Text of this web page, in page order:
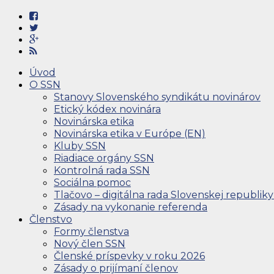
Úvod
O SSN
Stanovy Slovenského syndikátu novinárov
Etický kódex novinára
Novinárska etika
Novinárska etika v Európe (EN)
Kluby SSN
Riadiace orgány SSN
Kontrolná rada SSN
Sociálna pomoc
Tlačovo – digitálna rada Slovenskej republiky
Zásady na vykonanie referenda
Členstvo
Formy členstva
Nový člen SSN
Členské príspevky v roku 2026
Zásady o prijímaní členov